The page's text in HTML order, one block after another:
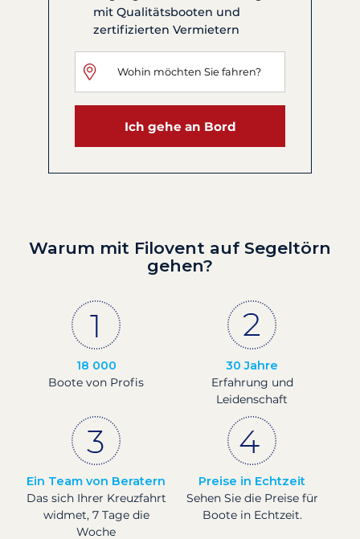
mit Qualitätsbooten und
zertifizierten Vermietern
Ich gehe an Bord
Warum mit Filovent auf Segeltörn
gehen?
18 000
Boote von Profis
30 Jahre
Erfahrung und
Leidenschaft
Ein Team von Beratern
Das sich Ihrer Kreuzfahrt
widmet, 7 Tage die
Woche
Preise in Echtzeit
Sehen Sie die Preise für
Boote in Echtzeit.